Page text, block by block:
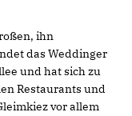
ihn
das Weddinger
und hat sich zu
Restaurants und
vor allem